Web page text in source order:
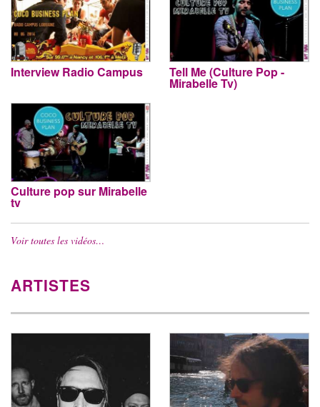
Interview Radio Campus Tell Me (Culture Pop -
Mirabelle Tv)
Culture pop sur Mirabelle
tv
Voir toutes les vidéos…
ARTISTES